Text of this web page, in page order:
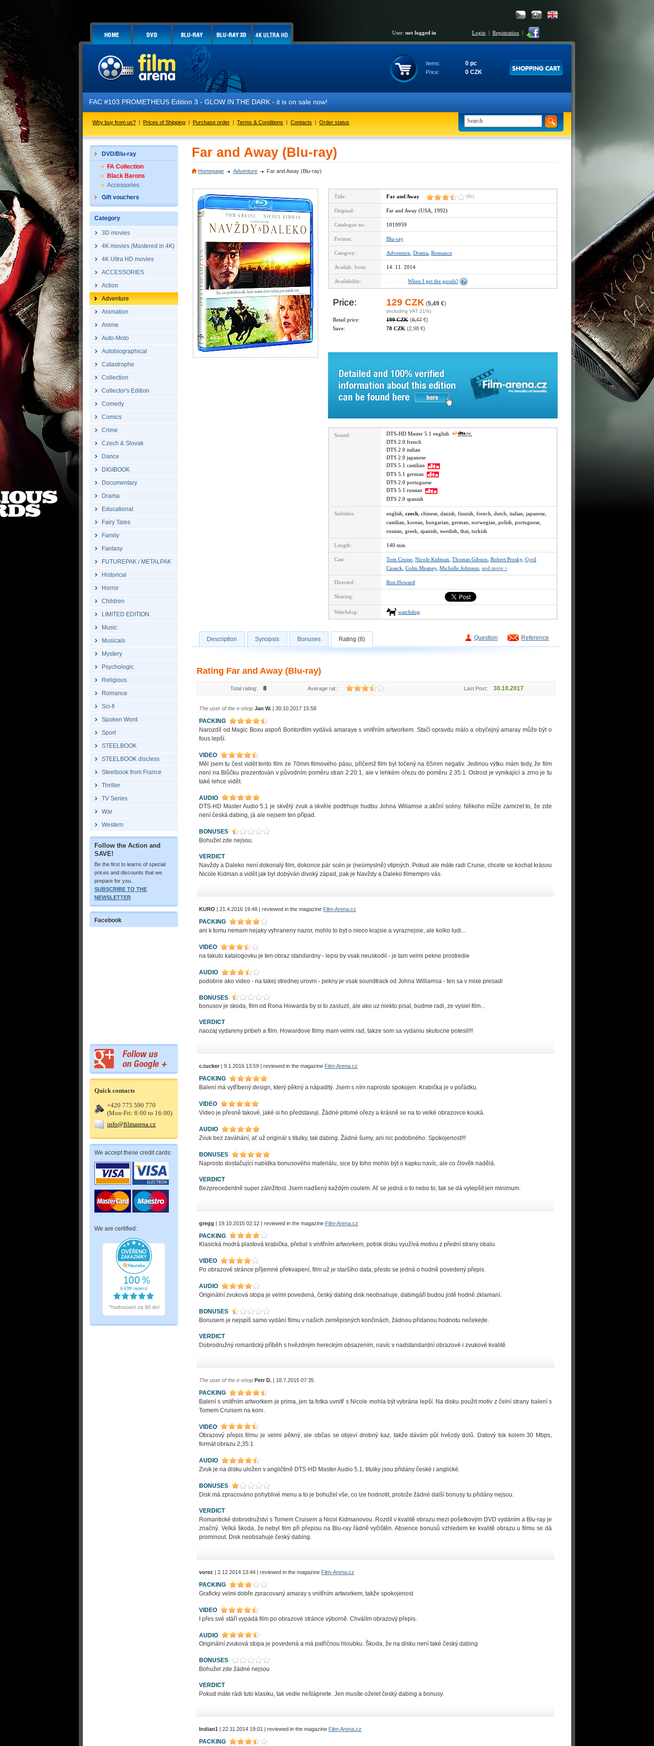
User: not logged in Login | Registration |
Items: 0 pc
Price: 0 CZK
FAC #103 PROMETHEUS Edition 3 - GLOW IN THE DARK - it is on sale now!
Why buy from us? | Prices of Shipping | Purchase order | Terms & Conditions | Contacts | Order status
DVD/Blu-ray
FA Collection
Black Barons
Accessories
Gift vouchers
Category
3D movies
4K movies (Mastered in 4K)
4K Ultra HD movies
ACCESSORIES
Action
Adventure
Animation
Anime
Auto-Moto
Autobiographical
Catastrophe
Collection
Collector's Edition
Comedy
Comics
Crime
Czech & Slovak
Dance
DIGIBOOK
Documentary
Drama
Educational
Fairy Tales
Family
Fantasy
FUTUREPAK / METALPAK
Historical
Horror
Children
LIMITED EDITION
Music
Musicals
Mystery
Psychologic
Religious
Romance
Sci-fi
Spoken Word
Sport
STEELBOOK
STEELBOOK discless
Steelbook from France
Thriller
TV Series
War
Western
Follow the Action and
SAVE!
Be the first to learns of special
prices and discounts that we
prepare for you.
SUBSCRIBE TO THE
NEWSLETTER
Facebook
Quick contacts
+420 775 590 770
(Mon-Fri: 8:00 to 16:00)
info@filmarena.cz
We accept these credit cards:
We are certified:
Far and Away (Blu-ray)
Homepage Adventure Far and Away (Blu-ray)
Title: Far and Away (8x)
Original: Far and Away (USA, 1992)
Catalogue no.: 1019959
Format: Blu-ray
Category: Adventure Drama Romance
Availab. from: 14. 11. 2014
Availability: When I get the goods?
Price: 129 CZK (5,49 €)
(including VAT 21%)
Retail price: 199 CZK (8,47 €)
Save:
70 CZK (2,98 €)
Sound:
DTS-HD Master 5.1 english
DTS 2.0 french
DTS 2.0 italian
DTS 2.0 japanese
DTS 5.1 castilian
DTS 5.1 german
DTS 2.0 portuguese
DTS 5.1 russian
DTS 2.0 spanish
Subtitles: english, czech , chinese, danish, finnish, french, dutch, italian, japanese,
castilian, korean, hungarian, german, norwegian, polish, portuguese,
russian, greek, spanish, swedish, thai, turkish
Length: 140 min.
Cast: Tom Cruise Nicole Kidman Thomas Gibson Robert Prosky, Cyril
Cusack Colm Meaney, Michelle Johnson and more >
Directed: Ron Howard
Sharing:
Watchdog: watchdog
Question Reference
Description Synopsis Bonuses Rating (8)
Rating Far and Away (Blu-ray)
Total rating: 8 Average rat.: Last Post: 30.10.2017
The user of the e-shop Jan W. | 30.10.2017 15:58
PACKING
Narozdíl od Magic Boxu aspoň Bontonfilm vydává amaraye s vnitřním artworkem. Stačí opravdu málo a obyčejný amaray může být o
fous lepší.
VIDEO
Měl jsem tu čest vidět tento film ze 70mm filmového pásu, přičemž film byl točený na 65mm negativ. Jedinou výtku mám tedy, že film
není na Blůčku prezentován v původním poměru stran 2:20:1, ale v lehkém ořezu do poměru 2.35:1. Ostrost je vynikající a zrno je tu
také lehce vidět.
AUDIO
DTS-HD Master Audio 5.1 je skvělý zvuk a skvěle podtrhuje hudbu Johna Wiliamse a akční scény. Někoho může zamrzet to, že zde
není česká dabing, já ale nejsem ten případ.
BONUSES
Bohužel zde nejsou.
VERDICT
Navždy a Daleko není dokonalý film, dokonce pár scén je (neúmyslně) vtipných. Pokud ale máte radi Cruise, chcete se kochat krásou
Nicole Kidman a vidět jak byl dobýván divoký západ, pak je Navždy a Daleko filmempro vás.
KURO | 21.4.2016 19:48 | reviewed in the magazine Film-Arena.cz
PACKING
ani k tomu nemam nejaky vyhraneny nazor, mohlo to byt o nieco krajsie a vyraznejsie, ale kolko ludi...
VIDEO
na takuto katalogovku je ten obraz standardny - lepsi by vsak neuskodil - je tam velmi pekne prostredie
AUDIO
podobne ako video - na takej strednej urovni - pekny je vsak soundtrack od Johna Williamsa - ten sa v mixe presadi
BONUSES
bonusov je skoda, film od Rona Howarda by si to zasluzil, ale ako uz niekto pisal, budme radi, ze vysiel film...
VERDICT
naozaj vydareny pribeh a film. Howardove filmy mam velmi rad, takze som sa vydaniu skutocne potesil!!!
c.tucker | 9.1.2016 13:59 | reviewed in the magazine Film-Arena.cz
PACKING
Balení má vytříbený design, který pěkný a nápaditý. Jsem s ním naprosto spokojen. Krabička je v pořádku.
VIDEO
Video je přesně takové, jaké si ho představuji. Žádné pitomé ořezy a krásně se na to velké obrazovce kouká.
AUDIO
Zvuk bez zaváhání, ať už originál s titulky, tak dabing. Žádné šumy, ani nic podobného. Spokojenost!!!
BONUSES
Naprosto dostačující nabídka bonusového materiálu, sice by toho mohlo být o kapku navíc, ale co člověk nadělá.
VERDICT
Bezprecedentně super záležitost. Jsem nadšený každým coulem. Ať se jedná o to nebo to, tak se dá vylepšit jen minimum.
gregg | 19.10.2015 02:12 | reviewed in the magazine Film-Arena.cz
PACKING
Klasická modrá plastová krabička, přebal s vnitřním artworkem, potisk disku využívá motivu z přední strany obalu.
VIDEO
Po obrazové stránce příjemné překvapení, film už je staršího data, přesto se jedná o hodně povedený přepis.
AUDIO
Originální zvuková stopa je velmi povedená, český dabing disk neobsahuje, dabingáři budou jistě hodně zklamaní.
BONUSES
Bonusem je nejspíš samo vydání filmu v našich zeměpisných končinách, žádnou přidanou hodnotu nečekejte.
VERDICT
Dobrodružný romantický příběh s hvězdným hereckým obsazením, navíc v nadstandardní obrazové i zvukové kvalitě.
The user of the e-shop Petr D. | 18.7.2015 07:35
PACKING
Balení s vnitřním artworkem je prima, jen ta fotka uvnitř s Nicole mohla být vybrána lepší. Na disku použit motiv z čelní strany balení s
Tomem Cruisem na koni.
VIDEO
Obrazový přepis filmu je velmi pěkný, ale občas se objeví drobný kaz, takže dávám půl hvězdy dolů. Datový tok kolem 30 Mbps,
formát obrazu 2,35:1
AUDIO
Zvuk je na disku uložen v angličtině DTS-HD Master Audio 5.1, titulky jsou přidány české i anglické.
BONUSES
Disk má zpracováno pohyblivé menu a to je bohužel vše, co lze hodnotit, protože žádné další bonusy tu přidány nejsou.
VERDICT
Romantické dobrodružství s Tomem Cruisem a Nicol Kidmanovou. Rozdíl v kvalitě obrazu mezi pošetkovým DVD vydáním a Blu-ray je
značný. Velká škoda, že nebyl film při přepisu na Blu-ray řádně vyčištěn. Absence bonusů vzhledem ke kvalitě obrazu u filmu se dá
prominout. Disk neobsahuje český dabing.
vorez | 2.12.2014 13:44 | reviewed in the magazine Film-Arena.cz
PACKING
Graficky velmi dobře zpracovaný amaray s vnitřním artworkem, takže spokojenost
VIDEO
I přes své stáří vypádá film po obrazové stránce výborně. Chválím obrazový přepis.
AUDIO
Originální zvuková stopa je povedená a má patřičnou hloubku. Škoda, že na disku není také český dabing
BONUSES
Bohužel zde žádné nejsou
VERDICT
Pokud máte rádi tuto klasiku, tak vedle nešlápnete. Jen musíte oželet český dabing a bonusy.
Indian1 | 22.11.2014 19:01 | reviewed in the magazine Film-Arena.cz
PACKING